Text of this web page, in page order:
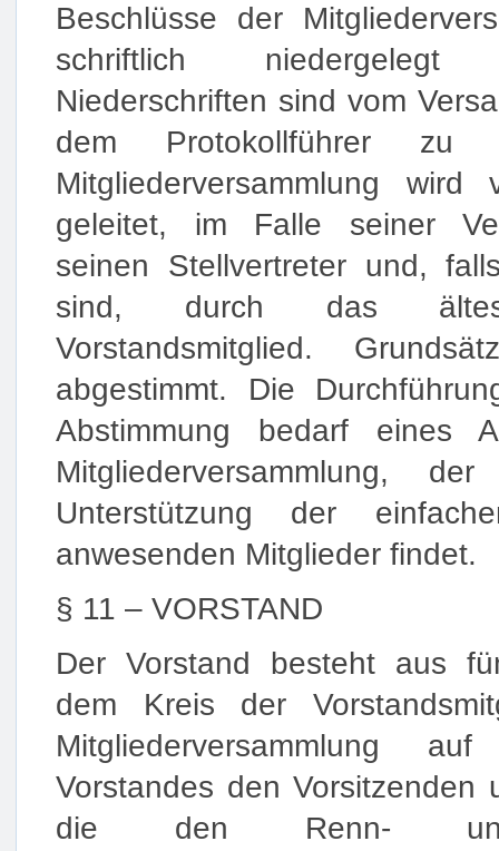
Beschlüsse der
schriftlich
Niederschriften sind vom
dem Protokollführer zu
Mitgliederversammlung wird
geleitet, im Falle seiner
seinen Stellvertreter und,
sind, durch das
Vorstandsmitglied.
abgestimmt. Die
Abstimmung bedarf eines
Mitgliederversammlung,
Unterstützung der
anwesenden Mitglieder findet.
§ 11 – VORSTAND
Der Vorstand besteht aus
dem Kreis der
Mitgliederversammlung
Vorstandes den Vorsitzenden
die den Renn- und